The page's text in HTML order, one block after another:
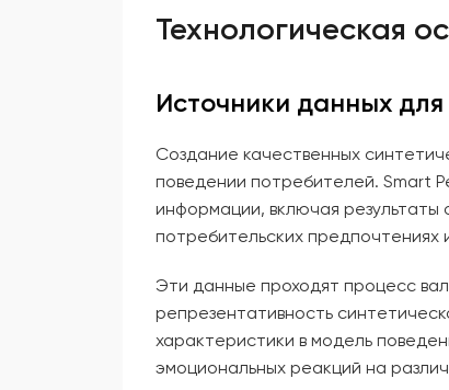
Технологическая
Источники данных
Создание качественных
поведении потребителей. Smart
информации, включая
потребительских предпочтениях
Эти данные проходят процесс
репрезентативность
характеристики в модель
эмоциональных реакций на